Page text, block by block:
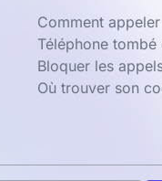
Comment
Téléphone
Bloquer les
Où trouver son